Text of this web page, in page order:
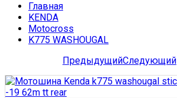
Главная
KENDA
Motocross
K775 WASHOUGAL
ПредыдущийСледующий